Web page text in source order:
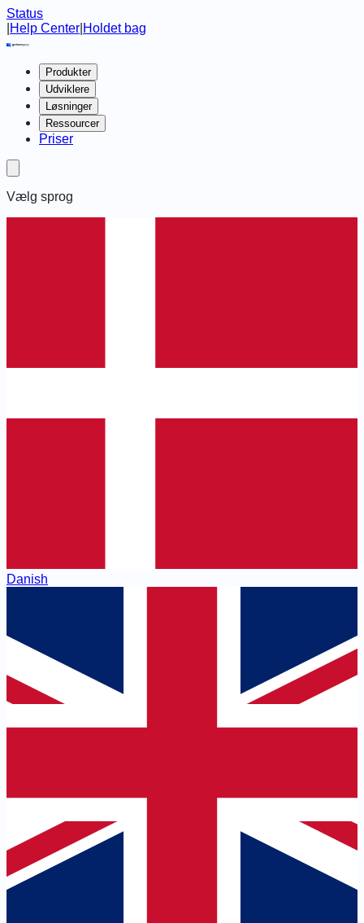
Status
Help Center Holdet bag
Produkter
Udviklere
Løsninger
Ressourcer
Priser
Vælg sprog
Danish